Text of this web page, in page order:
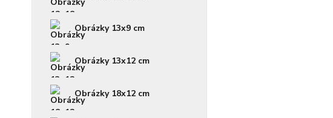
Obrázky 13x9 cm
Obrázky 13x12 cm
Obrázky 18x12 cm